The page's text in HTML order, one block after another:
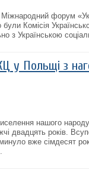
Міжнародний форум
були Комісія
з Українською
у Польщі з
нашого
двадцять років.
вже сімдесят